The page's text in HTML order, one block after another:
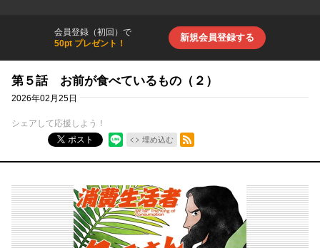
会員登録（初回）で
50pt プレゼント！
新規会員登録する
第５話 お前が食べているもの（２）
2026年02月25日
シェアして応援しよう！
ポスト
埋め込む
RSSフィード